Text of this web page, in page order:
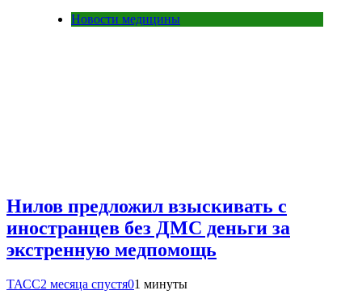
Новости медицины
Нилов предложил взыскивать с
иностранцев без ДМС деньги за
экстренную медпомощь
ТАСС2 месяца спустя01 минуты